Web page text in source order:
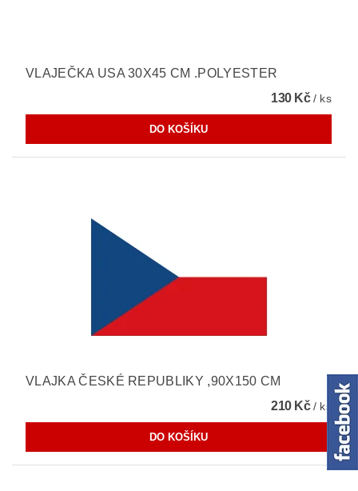
VLAJEČKA USA 30X45 CM .POLYESTER
130 Kč/ ks
VLAJKA ČESKÉ REPUBLIKY ,90X150 CM
210 Kč/ ks